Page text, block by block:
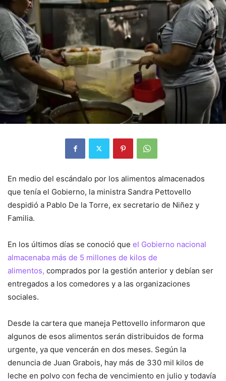
En medio del escándalo por los alimentos almacenados
que tenía el Gobierno, la ministra Sandra Pettovello
despidió a Pablo De la Torre, ex secretario de Niñez y
Familia.
En los últimos días se conoció que el Gobierno nacional
almacenaba más de 5 millones de kilos de
alimentos, comprados por la gestión anterior y debían ser
entregados a los comedores y a las organizaciones
sociales.
Desde la cartera que maneja Pettovello informaron que
algunos de esos alimentos serán distribuidos de forma
urgente, ya que vencerán en dos meses. Según la
denuncia de Juan Grabois, hay más de 330 mil kilos de
leche en polvo con fecha de vencimiento en julio y todavía